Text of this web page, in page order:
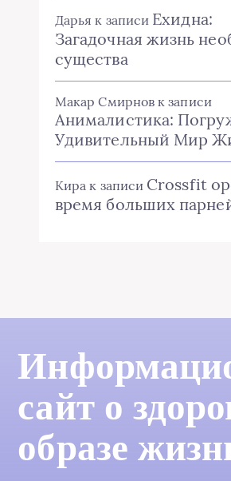
Дарья к записи Ехидна:
Загадочная жизнь
существа
Макар Смирнов к записи
Анималистика:
Удивительный Мир
Кира к записи Crossfit
время больших
сайт о
образе